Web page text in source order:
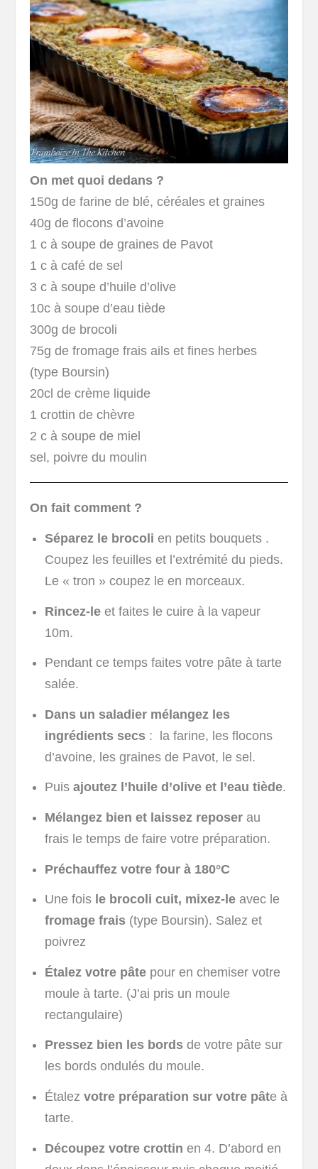
On met quoi dedans ?
150g de farine de blé, céréales et graines
40g de flocons d’avoine
1 c à soupe de graines de Pavot
1 c à café de sel
3 c à soupe d’huile d’olive
10c à soupe d’eau tiède
300g de brocoli
75g de fromage frais ails et fines herbes
(type Boursin)
20cl de crème liquide
1 crottin de chèvre
2 c à soupe de miel
sel, poivre du moulin
On fait comment ?
Séparez le brocoli en petits bouquets .
Coupez les feuilles et l’extrémité du pieds.
Le « tron » coupez le en morceaux.
Rincez-leet faites le cuire à la vapeur
10m.
Pendant ce temps faites votre pâte à tarte
salée.
Dans un saladier mélangez les
ingrédients secs: la farine, les flocons
d’avoine, les graines de Pavot, le sel.
Puis ajoutez l’huile d’olive et l’eau tiède.
Mélangez bien et laissez reposerau
frais le temps de faire votre préparation.
Préchauffez votre four à 180°C
Une foisle brocoli cuit, mixez-leavec le
fromage frais(type Boursin). Salez et
poivrez
Étalez votre pâtepour en chemiser votre
moule à tarte. (J’ai pris un moule
rectangulaire)
Pressez bien les bordsde votre pâte sur
les bords ondulés du moule.
Étalez votre préparation sur votre pâte à
tarte.
Découpez votre crottin en 4. D’abord en